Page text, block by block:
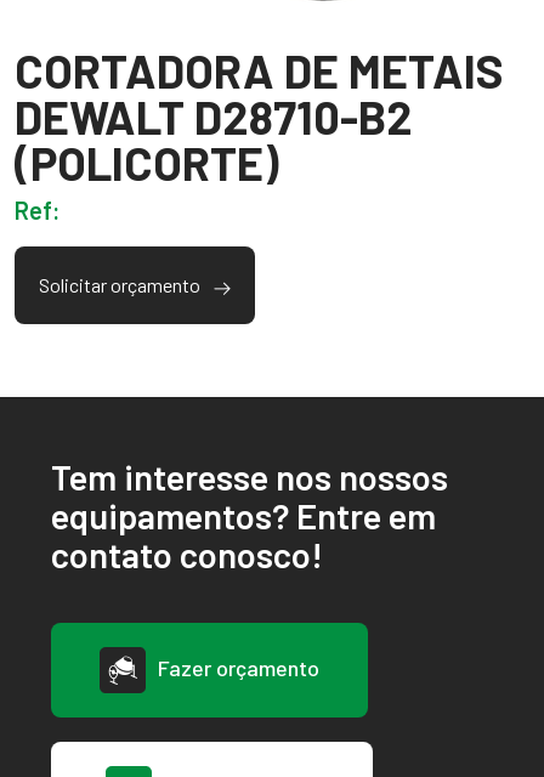
CORTADORA DE METAIS
DEWALT D28710-B2
(POLICORTE)
Ref:
Solicitar orçamento
Tem interesse nos nossos
equipamentos? Entre em
contato conosco!
Fazer orçamento